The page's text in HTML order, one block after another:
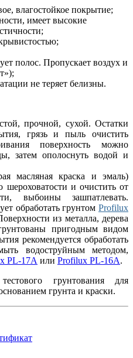
влагостойкое покрытие;
имеет высокие
полос. Пропускает воздух и
не теряет белизны.
прочной, сухой. Остатки
грязь и пыль очистить
поверхность можно
затем ополоснуть водой и
масляная краска и эмаль)
шероховатости и очистить от
выбоины зашпатлевать.
обработать грунтом Profilux
из металла, дерева
пригодным видом
рекомендуется обработать
водоструйным методом,
PL-17А или Profilux PL-16А.
грунтования для
грунта и краски.